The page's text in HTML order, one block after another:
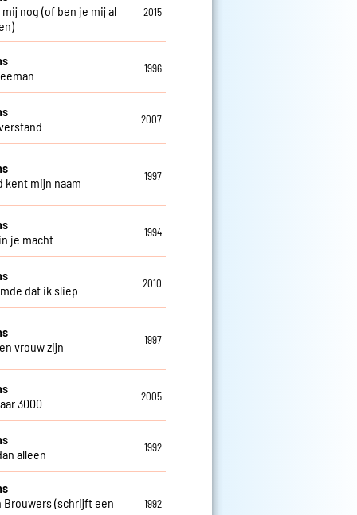
mij nog (of ben je mij al
2015
1996
2007
kent mijn naam
1997
je macht
1994
dat ik sliep
2010
vrouw zijn
1997
3000
2005
alleen
1992
Brouwers (schrijft een
1992